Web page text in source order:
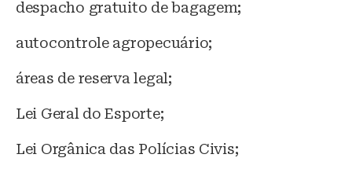
despacho gratuito de bagagem;
autocontrole agropecuário;
áreas de reserva legal;
Lei Geral do Esporte;
Lei Orgânica das Polícias Civis;